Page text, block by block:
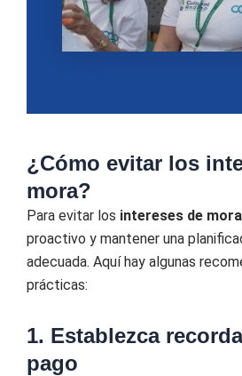
¿Cómo evitar los
mora?
Para evitar los intereses de mora
proactivo y mantener una
adecuada. Aquí hay algunas
prácticas:
1. Establezca
pago